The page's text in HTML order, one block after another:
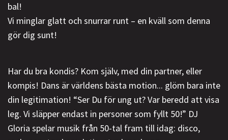
bal!
Vi minglar glatt och snurrar runt – en kväll som denna
gör dig sunt!
Har du bra kondis? Kom själv, med din partner, eller
kompis! Dans är världens bästa motion... glöm bara inte
din legitimation! “Ser Du för ung ut? Var beredd att visa
leg. Vi släpper endast in personer som fyllt 50!” DJ
Gloria spelar musik från 50-tal fram till idag: disco,